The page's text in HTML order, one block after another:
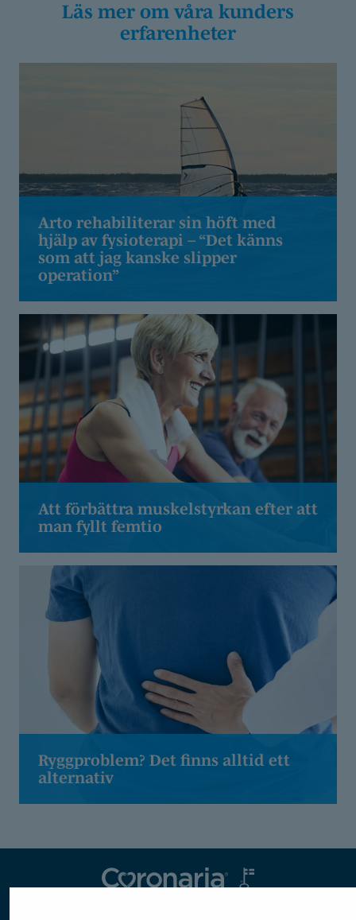
Läs mer om våra kunders
erfarenheter
Arto rehabiliterar sin höft med
hjälp av fysioterapi – “Det känns
som att jag kanske slipper
operation”
Att förbättra muskelstyrkan efter att
man fyllt femtio
Ryggproblem? Det finns alltid ett
alternativ
Coronaria